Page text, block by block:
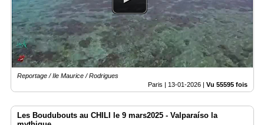
Reportage / Ile Maurice / Rodrigues
Paris | 13-01-2026 | Vu 55595 fois
Les Boudubouts au CHILI le 9 mars2025 - Valparaíso la